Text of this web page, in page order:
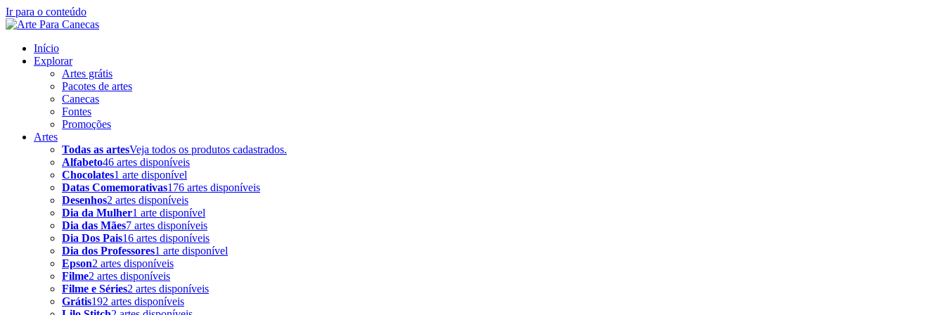
Ir para o conteúdo
Início
Explorar
Artes grátis
Pacotes de artes
Canecas
Fontes
Promoções
Artes
Todas as artesVeja todos os produtos cadastrados.
Alfabeto46 artes disponíveis
Chocolates1 arte disponível
Datas Comemorativas176 artes disponíveis
Desenhos2 artes disponíveis
Dia da Mulher1 arte disponível
Dia das Mães7 artes disponíveis
Dia Dos Pais16 artes disponíveis
Dia dos Professores1 arte disponível
Epson2 artes disponíveis
Filme2 artes disponíveis
Filme e Séries2 artes disponíveis
Grátis192 artes disponíveis